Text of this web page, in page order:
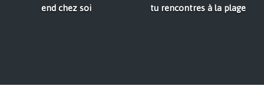
end chez soi
tu rencontres à la plage